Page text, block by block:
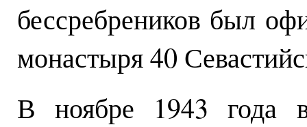
бессребреников был
монастыря 40
В ноябре 1943 года